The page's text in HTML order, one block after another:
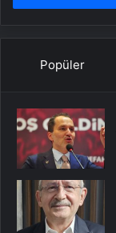
Popüler